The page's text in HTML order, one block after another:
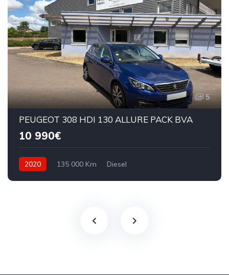
5
PEUGEOT 308 HDI 130 ALLURE PACK BVA
10 990€
2020 135 000 Km Diesel